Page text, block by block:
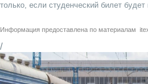
только, если студенческий билет
Информация предоставлена по материалам
/